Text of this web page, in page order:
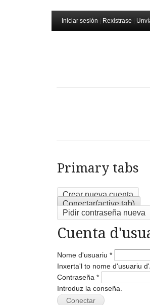
Iniciar sesión Rexistrase
Primary tabs
Crear nueva cuenta
Conectar(active tab)
Pidir contraseña nueva
Cuenta
Nome d'usuariu *
Inxerta'l to nome d'usuariu
Contraseña *
Introduz la conseña.